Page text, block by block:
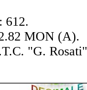
MON (A).
"G. Rosati"